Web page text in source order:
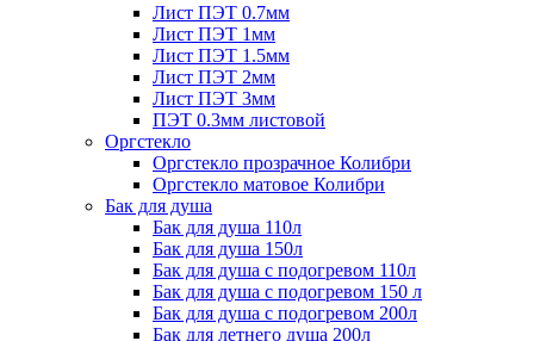
Лист ПЭТ 0.7мм
Лист ПЭТ 1мм
Лист ПЭТ 1.5мм
Лист ПЭТ 2мм
Лист ПЭТ 3мм
ПЭТ 0.3мм листовой
Оргстекло
Оргстекло прозрачное Колибри
Оргстекло матовое Колибри
Бак для душа
Бак для душа 110л
Бак для душа 150л
Бак для душа с подогревом 110л
Бак для душа с подогревом 150 л
Бак для душа с подогревом 200л
Бак для летнего душа 200л